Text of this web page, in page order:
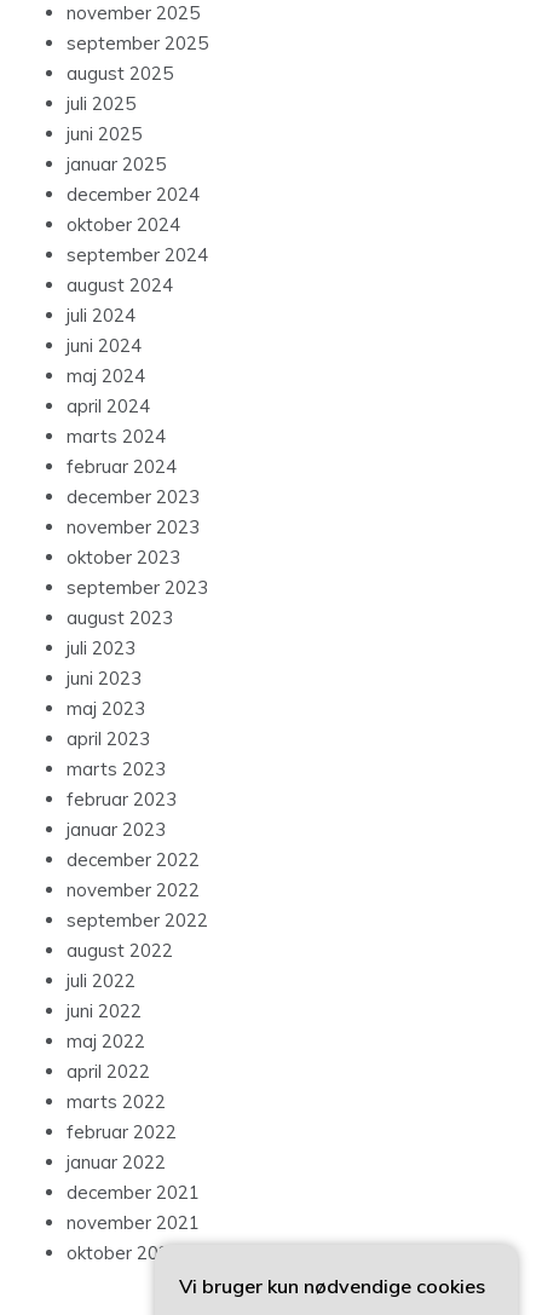
november 2025
september 2025
august 2025
juli 2025
juni 2025
januar 2025
december 2024
oktober 2024
september 2024
august 2024
juli 2024
juni 2024
maj 2024
april 2024
marts 2024
februar 2024
december 2023
november 2023
oktober 2023
september 2023
august 2023
juli 2023
juni 2023
maj 2023
april 2023
marts 2023
februar 2023
januar 2023
december 2022
november 2022
september 2022
august 2022
juli 2022
juni 2022
maj 2022
april 2022
marts 2022
februar 2022
januar 2022
december 2021
november 2021
oktober 2021
Vi bruger kun nødvendige cookies